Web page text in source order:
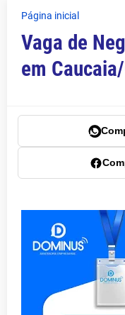
Página inicial
Vaga de
em